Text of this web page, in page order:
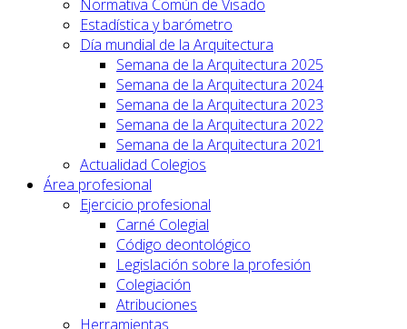
Normativa Común de Visado
Estadística y barómetro
Día mundial de la Arquitectura
Semana de la Arquitectura 2025
Semana de la Arquitectura 2024
Semana de la Arquitectura 2023
Semana de la Arquitectura 2022
Semana de la Arquitectura 2021
Actualidad Colegios
Área profesional
Ejercicio profesional
Carné Colegial
Código deontológico
Legislación sobre la profesión
Colegiación
Atribuciones
Herramientas